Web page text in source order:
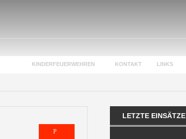
KINDERFEUERWEHREN KONTAKT LINKS
LETZTE EINSÄTZE